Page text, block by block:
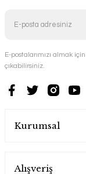
E-postalarımızı almak
çıkabilirsiniz.
Kurumsal
Alışveriş